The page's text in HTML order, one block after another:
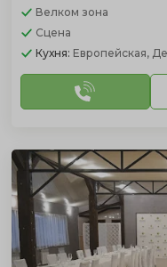
Велком зона
Сцена
Кухня: Европейская,